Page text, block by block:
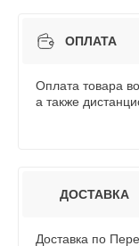
ОПЛАТА
Оплата товара
а также
ДОСТАВКА
Доставка по